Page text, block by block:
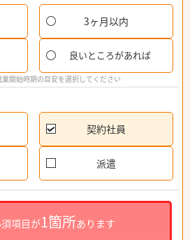
3ヶ月以内
良いところがあれば
開始時期の目安を選択してください
契約社員
派遣
項目が1箇所あります